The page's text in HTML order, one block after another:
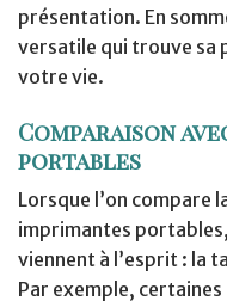
présentation. En
versatile qui trouve sa
votre vie.
Comparaison
portables
Lorsque l’on compare
imprimantes
viennent à l’esprit : la
Par exemple,